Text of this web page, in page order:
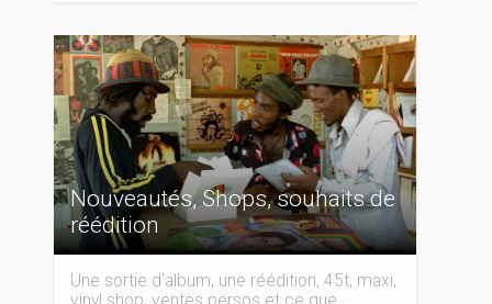
Nouveautés, Shops, souhaits de
réédition
Une sortie d'album, une réédition, 45t, maxi,